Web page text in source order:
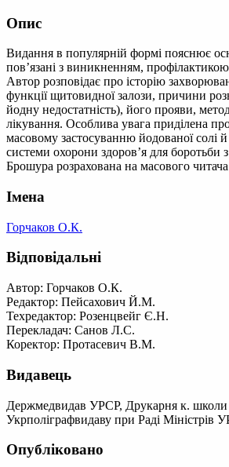
Опис
Видання в популярній формі пояснює
пов’язані з виникненням,
Автор розповідає про історію
функції щитовидної залози, причини
йодну недостатність), його прояви,
лікування. Особлива увага приділена
масовому застосуванню йодованої солі й
системи охорони здоров’я для боротьби
Брошура розрахована на масового
Імена
Горчаков О.К.
Відповідальні
Автор: Горчаков О.К.
Редактор: Пейсахович Й.М.
Техредактор: Розенцвейг Є.Н.
Перекладач: Санов Л.С.
Коректор: Протасевич В.М.
Видавець
Держмедвидав УРСР, Друкарня к.
Укрполіграфвидаву при Раді Міністрів
Опубліковано